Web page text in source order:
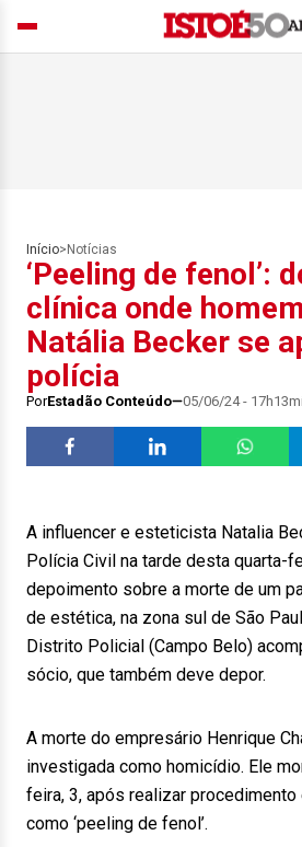
Início> Notícias
‘Peeling de fenol’:
clínica onde
Natália Becker se
polícia
PorEstadão Conteúdo 05/06/24 -
A influencer e esteticista Natalia
Polícia Civil na tarde desta quarta-
depoimento sobre a morte de um
de estética, na zona sul de São
Distrito Policial (Campo Belo)
sócio, que também deve depor.
A morte do empresário Henrique
investigada como homicídio. Ele
feira, 3, após realizar
como ‘peeling de fenol’.